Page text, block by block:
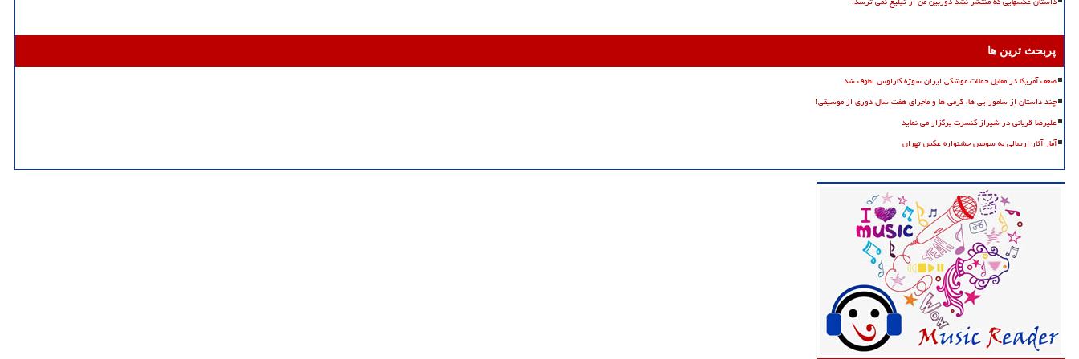
پربحث ترین ها
ضعف آمریکا در مقابل حملات موشکی ایران سوژه کارلوس لطوف شد
چند داستان از سامورایی ها، گرمی ها و ماجرای هفت سال دوری از موسیقی!
علیرضا قربانی در شیراز کنسرت برگزار می نماید
آمار آثار ارسالی به سومین جشنواره عکس تهران